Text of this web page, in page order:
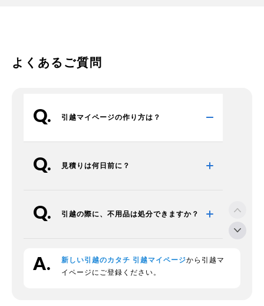
よくあるご質問
引越マイページの作り方は？
見積りは何日前に？
引越の際に、不用品は処分できますか？
段ボールの回収をお願いできますか？
新しい引越のカタチ 引越マイページから引越マ
イページにご登録ください。